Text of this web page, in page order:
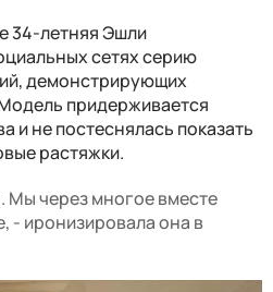
34-летняя Эшли
сетях серию
демонстрирующих
придерживается
и не постеснялась показать
растяжки.
Мы через многое вместе
- иронизировала она в